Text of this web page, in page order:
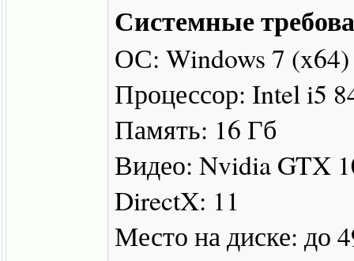
Системные
ОС: Windows 7 (x64)
Процессор: Intel i5
Память: 16 Гб
Видео: Nvidia GTX
DirectX: 11
Место на диске: до